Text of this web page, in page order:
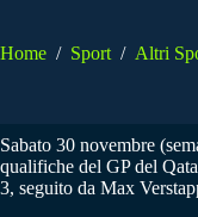
Home / Sport / Altri
Sabato 30 novembre
qualifiche del GP del
3, seguito da Max